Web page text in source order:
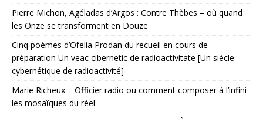
Pierre Michon, Agéladas d’Argos : Contre Thèbes – où quand
les Onze se transforment en Douze
Cinq poèmes d’Ofelia Prodan du recueil en cours de
préparation Un veac cibernetic de radioactivitate [Un siècle
cybernétique de radioactivité]
Marie Richeux – Officier radio ou comment composer à l’infini
les mosaïques du réel